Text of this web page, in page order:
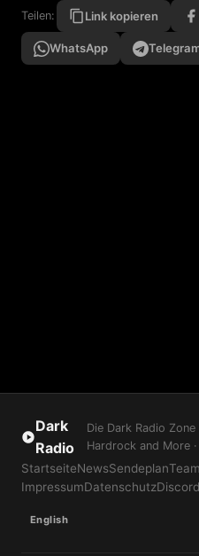
Teilen: Link kopieren
WhatsApp
Dark
Radio
Die Dark Radio
Hardrock and More
StartseiteNewsSendeplanTeam
ImpressumDatenschutz
English